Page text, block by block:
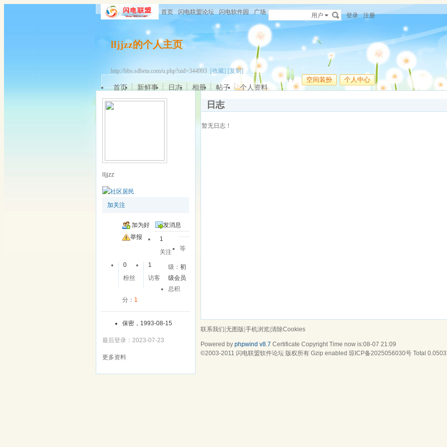
首页 闪电联盟论坛 闪电软件园 广场 用户 登录 注册
lljjzz的个人主页
http://bbs.sdbeta.com/u.php?uid=344993 [收藏] [复制]
空间装扮 个人中心
首页 新鲜事 日志 相册 帖子 个人资料
lljjzz
加关注
加为好
友
发消息
举报
1
关注
0
粉丝
1
访客
等
级：初
级会员
总积
分： 1
保密，1993-08-15
最后登录：2023-07-23
更多资料
日志
暂无日志！
联系我们|无图版|手机浏览|清除Cookies
Powered by phpwind v8.7 Certificate Copyright Time now is:08-07 21:09
©2003-2011 闪电联盟软件论坛 版权所有 Gzip enabled 琼ICP备2025056030号 Total